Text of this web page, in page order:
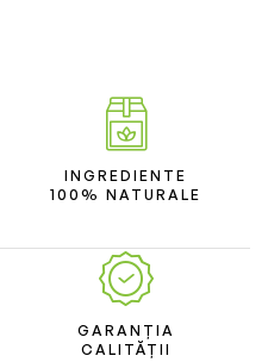
INGREDIENTE
100% NATURALE
GARANȚIA
CALITĂȚII